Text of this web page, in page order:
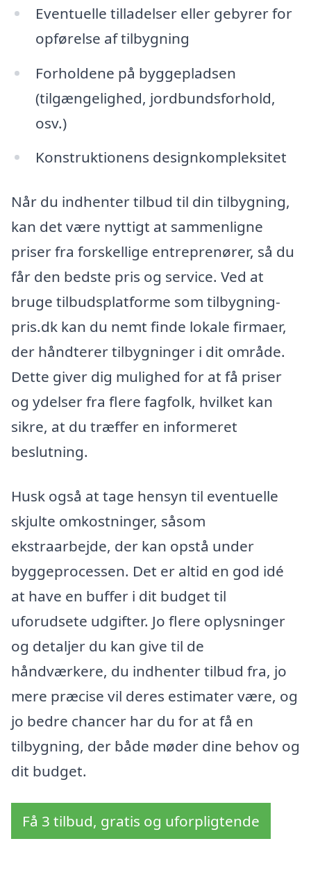
Eventuelle tilladelser eller gebyrer for
opførelse af tilbygning
Forholdene på byggepladsen
(tilgængelighed, jordbundsforhold,
osv.)
Konstruktionens designkompleksitet
Når du indhenter tilbud til din tilbygning,
kan det være nyttigt at sammenligne
priser fra forskellige entreprenører, så du
får den bedste pris og service. Ved at
bruge tilbudsplatforme som tilbygning-
pris.dk kan du nemt finde lokale firmaer,
der håndterer tilbygninger i dit område.
Dette giver dig mulighed for at få priser
og ydelser fra flere fagfolk, hvilket kan
sikre, at du træffer en informeret
beslutning.
Husk også at tage hensyn til eventuelle
skjulte omkostninger, såsom
ekstraarbejde, der kan opstå under
byggeprocessen. Det er altid en god idé
at have en buffer i dit budget til
uforudsete udgifter. Jo flere oplysninger
og detaljer du kan give til de
håndværkere, du indhenter tilbud fra, jo
mere præcise vil deres estimater være, og
jo bedre chancer har du for at få en
tilbygning, der både møder dine behov og
dit budget.
Få 3 tilbud, gratis og uforpligtende